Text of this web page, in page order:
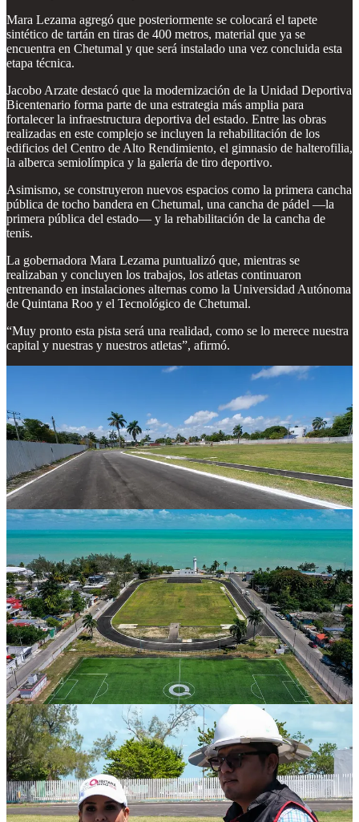
Mara Lezama agregó que posteriormente se colocará el tapete
sintético de tartán en tiras de 400 metros, material que ya se
encuentra en Chetumal y que será instalado una vez concluida esta
etapa técnica.
Jacobo Arzate destacó que la modernización de la Unidad Deportiva
Bicentenario forma parte de una estrategia más amplia para
fortalecer la infraestructura deportiva del estado. Entre las obras
realizadas en este complejo se incluyen la rehabilitación de los
edificios del Centro de Alto Rendimiento, el gimnasio de halterofilia,
la alberca semiolímpica y la galería de tiro deportivo.
Asimismo, se construyeron nuevos espacios como la primera cancha
pública de tocho bandera en Chetumal, una cancha de pádel —la
primera pública del estado— y la rehabilitación de la cancha de
tenis.
La gobernadora Mara Lezama puntualizó que, mientras se
realizaban y concluyen los trabajos, los atletas continuaron
entrenando en instalaciones alternas como la Universidad Autónoma
de Quintana Roo y el Tecnológico de Chetumal.
“Muy pronto esta pista será una realidad, como se lo merece nuestra
capital y nuestras y nuestros atletas”, afirmó.
Compartir
Discusión sobre este post
Comentarios Restacks